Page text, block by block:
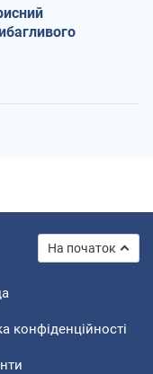
На початок
конфіденційності